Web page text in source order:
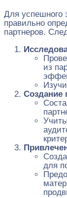
Для успешного
правильно
партнеров.
из
Создание
для